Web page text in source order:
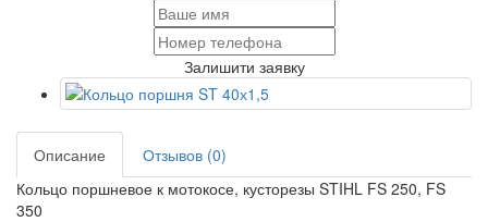
Залишити заявку
Описание
Отзывов (0)
Кольцо поршневое к мотокосе, кусторезы STIHL FS 250, FS
350